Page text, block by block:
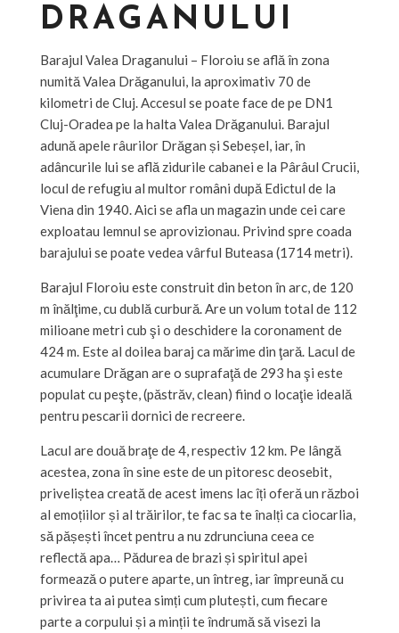
DRAGANULUI
Barajul Valea Draganului – Floroiu se află în zona
numită Valea Drăganului, la aproximativ 70 de
kilometri de Cluj. Accesul se poate face de pe DN1
Cluj-Oradea pe la halta Valea Drăganului. Barajul
adună apele râurilor Drăgan și Sebeșel, iar, în
adâncurile lui se află zidurile cabanei e la Pârâul Crucii,
locul de refugiu al multor români după Edictul de la
Viena din 1940. Aici se afla un magazin unde cei care
exploatau lemnul se aprovizionau. Privind spre coada
barajului se poate vedea vârful Buteasa (1714 metri).
Barajul Floroiu este construit din beton în arc, de 120
m înălţime, cu dublă curbură. Are un volum total de 112
milioane metri cub şi o deschidere la coronament de
424 m. Este al doilea baraj ca mărime din ţară. Lacul de
acumulare Drăgan are o suprafaţă de 293 ha şi este
populat cu peşte, (păstrăv, clean) fiind o locaţie ideală
pentru pescarii dornici de recreere.
Lacul are două braţe de 4, respectiv 12 km. Pe lângă
acestea, zona în sine este de un pitoresc deosebit,
priveliștea creată de acest imens lac îți oferă un război
al emoțiilor și al trăirilor, te fac sa te înalți ca ciocarlia,
să pășești încet pentru a nu zdrunciuna ceea ce
reflectă apa… Pădurea de brazi și spiritul apei
formează o putere aparte, un întreg, iar împreună cu
privirea ta ai putea simți cum plutești, cum fiecare
parte a corpului și a minții te îndrumă să visezi la